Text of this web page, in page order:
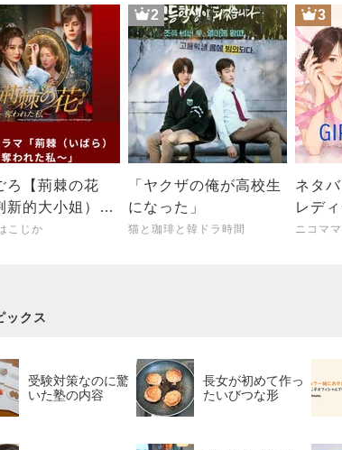
ろ【荊棘の花
新的大小姐）】
始 〜ジャミって
こじか
2
「ヤクザの俺が高校生
になった」
猫と珈琲と韓ドラ時間
3
ネタ
レデ
ナラ
ニコマ
ックス
受験対策なのに驚
いた塾の内容
長女が初めて作っ
たいびつな形